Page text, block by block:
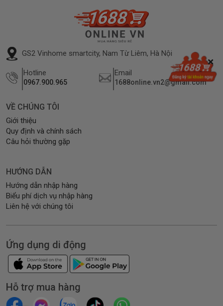
GS2 Vinhome smartcity, Nam Từ Liêm, Hà Nội
Hotline
0967.900.965
Email
1688online.vn2@gmail.com
VỀ CHÚNG TÔI
Giới thiệu
Quy định và chính sách
Câu hỏi thường gặp
HƯỚNG DẪN
Hướng dẫn nhập hàng
Biểu phí dịch vụ nhập hàng
Liên hệ với chúng tôi
Ứng dụng di động
Hỗ trợ mua hàng